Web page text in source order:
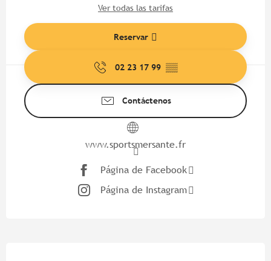
Ver todas las tarifas
Reservar
02 23 17 99 ▒▒
Contáctenos
www.sportsmersante.fr
Página de Facebook
Página de Instagram